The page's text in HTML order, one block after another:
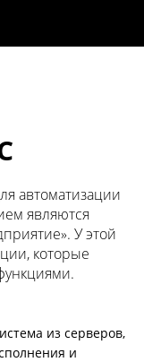
автоматизации
являются
У этой
которые
из серверов,
и